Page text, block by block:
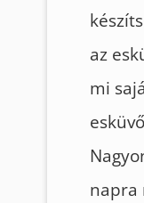
az
mi
napra